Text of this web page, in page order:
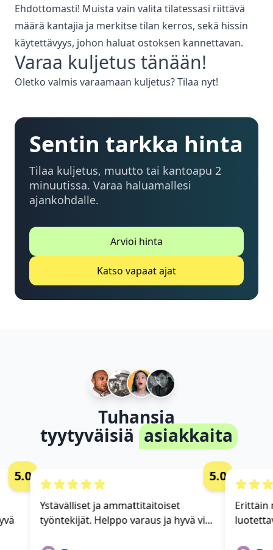
Ehdottomasti! Muista vain valita tilatessasi riittävä
määrä kantajia ja merkitse tilan kerros, sekä hissin
käytettävyys, johon haluat ostoksen kannettavan.
Varaa kuljetus tänään!
Oletko valmis varaamaan kuljetus? Tilaa nyt!
Sentin tarkka hinta
Tilaa kuljetus, muutto tai kantoapu 2
minuutissa. Varaa haluamallesi
ajankohdalle.
Arvioi hinta
Katso vapaat ajat
Tuhansia
tyytyväisiä asiakkaita
5.0
Ystävälliset ja ammattitaitoiset
työntekijät. Helppo varaus ja hyvä vi...
5.0
Erittäin